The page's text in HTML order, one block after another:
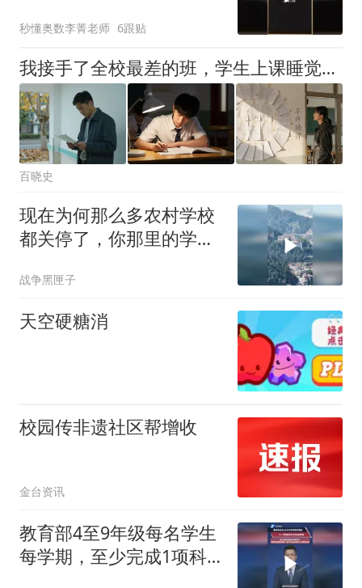
秒懂奥数李菁老师 6跟贴
我接手了全校最差的班，学生上课睡觉打架我一概不管，同事都说我疯了，直到高考成绩出来的那天，整个学校都傻眼了
百晓史
现在为何那么多农村学校
都关停了，你那里的学校
战争黑匣子
天空硬糖消
校园传非遗社区帮增收
金台资讯
教育部4至9年级每名学生
每学期，至少完成1项科